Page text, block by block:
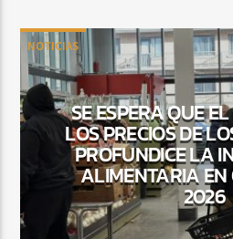
NOTICIAS
SE ESPERA QUE
LOS PRECIOS DE
PROFUNDICE LA
ALIMENTARIA EN
2026